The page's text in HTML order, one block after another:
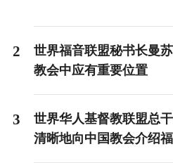
2
世界福音联盟秘书长曼
教会中应有重要位置
3
世界华人基督教联盟总
清晰地向中国教会介绍